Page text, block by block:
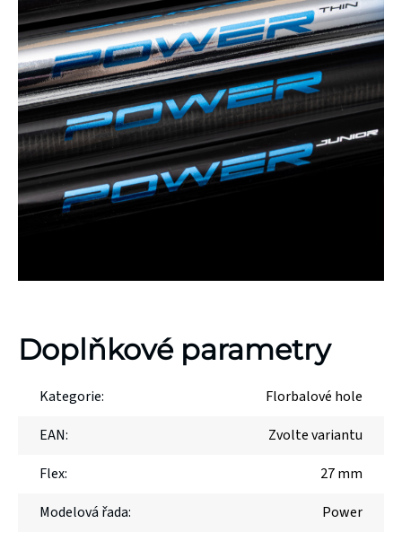
Doplňkové parametry
Kategorie:
Florbalové hole
EAN:
Zvolte variantu
Flex:
27 mm
Modelová řada:
Power